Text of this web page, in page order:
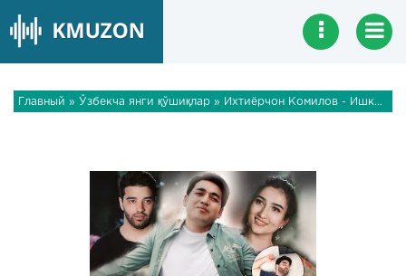
Главный » Ўзбекча янги қўшиқлар » Ихтиёрчон Комилов - Ишки ту